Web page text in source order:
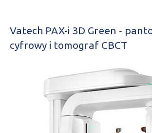
Vatech PAX-i 3D Green -
cyfrowy i tomograf CBCT